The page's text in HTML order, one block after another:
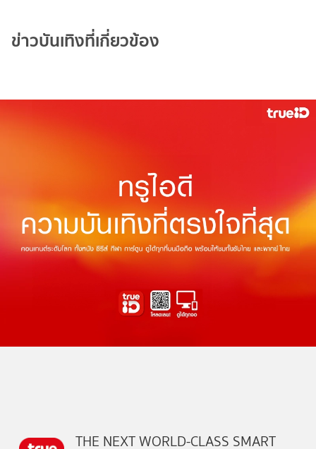
ข่าวบันเทิงที่เกี่ยวข้อง
THE NEXT WORLD-CLASS SMART